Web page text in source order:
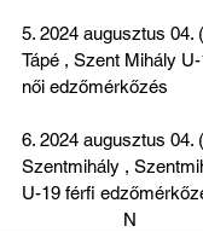
5. 2024 augusztus 04.
Tápé , Szent Mihály
női edzőmérkőzés
6. 2024 augusztus 04.
Szentmihály ,
U-19 férfi
                     N